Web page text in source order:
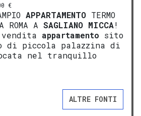
€
APPARTAMENTO TERMO
ROMA A SAGLIANO MICCA!
vendita appartamento sito
di piccola palazzina di
nel tranquillo
ALTRE FONTI